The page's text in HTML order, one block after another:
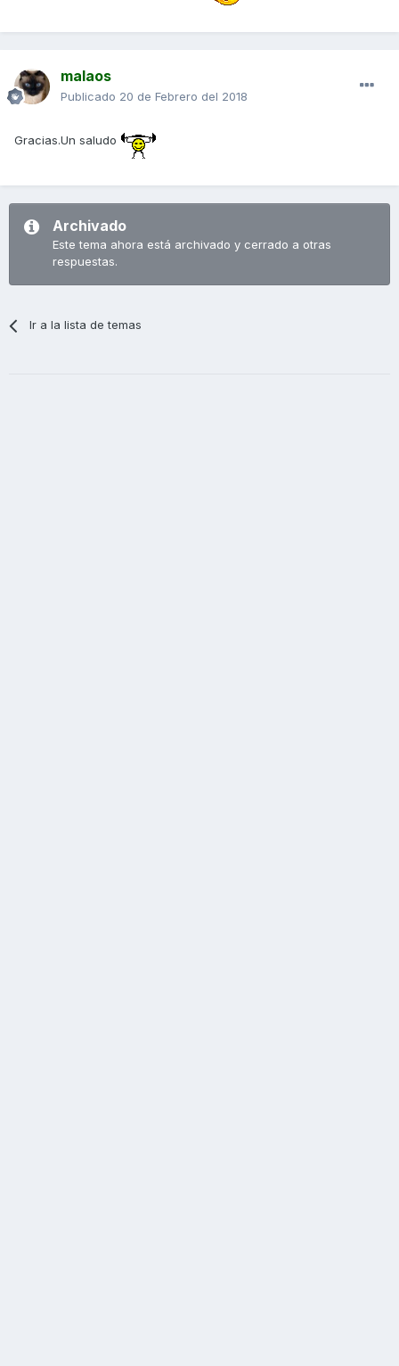
malaos
Publicado 20 de Febrero del 2018
Gracias.Un saludo
Archivado
Este tema ahora está archivado y cerrado a otras
respuestas.
Ir a la lista de temas